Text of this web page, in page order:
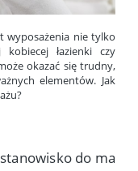
wyposażenia nie tylko
łazienki czy
okazać się trudny,
elementów. Jak
do